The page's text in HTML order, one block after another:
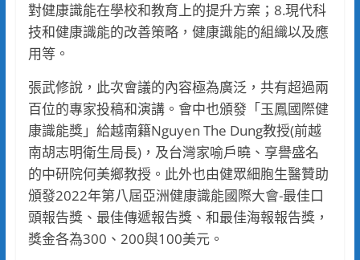
對健康識能在學校和教育上的提升方案；8.現代科
技和健康識能的改善策略，健康識能的組織以及應
用等。
張武修說，此次會議的內容極為廣泛，共有超過兩
百位的專家投稿和演講。會中也頒發「玉鳳國際健
康識能獎」給越南籍Nguyen The Dung教授(前越
南胡志明衛生局長)，及台灣家喻戶曉、享譽盛名
的中研院何美鄉教授。此外也由健眾細胞生醫贊助
頒發2022年第八屆亞洲健康識能國際大會-最佳口
頭報告獎、最佳傳遞報告獎、和最佳海報報告獎，
獎金各為300、200與100美元。